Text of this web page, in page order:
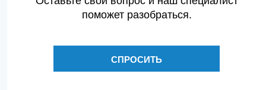
поможет разобраться.
СПРОСИТЬ